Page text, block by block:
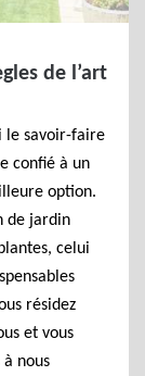
de l’art
le savoir-faire
confié à un
option.
de jardin
celui
résidez
et vous
nous